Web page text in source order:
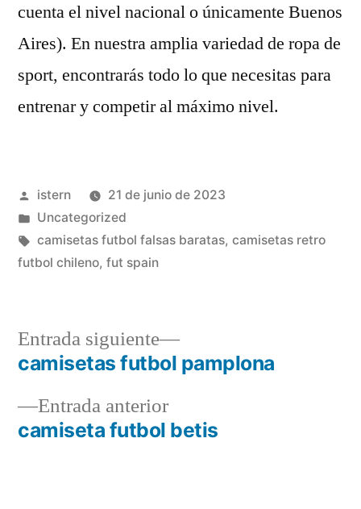
cuenta el nivel nacional o únicamente Buenos
Aires). En nuestra amplia variedad de ropa de
sport, encontrarás todo lo que necesitas para
entrenar y competir al máximo nivel.
Publicado
por
istern
21 de junio de 2023
Publicado
en
Uncategorized
Etiquetas:
camisetas futbol falsas baratas, camisetas retro
futbol chileno, fut spain
Navegación
deEntrada anteriorEntrada
anterior:
camiseta futbol betis
Entrada siguiente
Entrada
siguiente:
camisetas futbol pamplona